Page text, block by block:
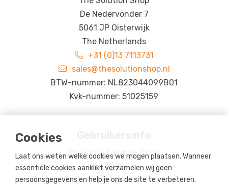
Cookies
Laat ons weten welke cookies we mogen plaatsen. Wanneer
essentiële cookies aanklikt verzamelen wij geen
persoonsgegevens en help je ons de site te verbeteren.
De Nedervonder 7
5061 JP Oisterwijk
The Netherlands
+31 (0)13 7113731
sales@thesolutionshop.nl
BTW-nummer: NL823044099B01
Kvk-nummer: 51025159
Over The Solution Shop
MVO
Betalen